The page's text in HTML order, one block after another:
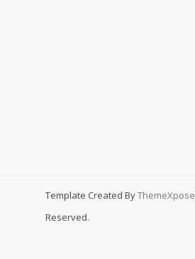
Template Created ByThemeXpose
Reserved.